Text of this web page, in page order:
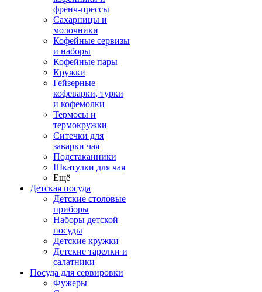
френч-прессы
Сахарницы и
молочники
Кофейные сервизы
и наборы
Кофейные пары
Кружки
Гейзерные
кофеварки, турки
и кофемолки
Термосы и
термокружки
Ситечки для
заварки чая
Подстаканники
Шкатулки для чая
Ещё
Детская посуда
Детские столовые
приборы
Наборы детской
посуды
Детские кружки
Детские тарелки и
салатники
Посуда для сервировки
Фужеры